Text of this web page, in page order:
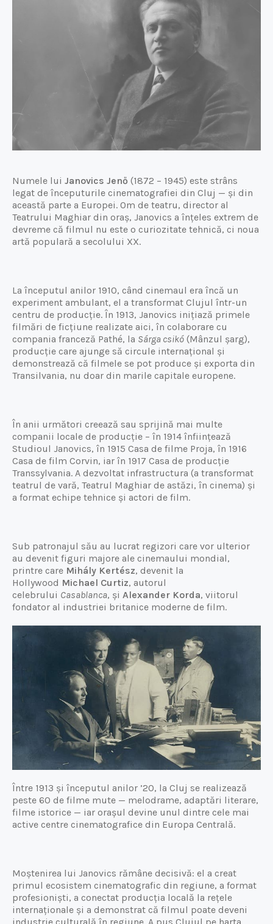
Numele lui Janovics Jenő (1872 – 1945) este strâns
legat de începuturile cinematografiei din Cluj — și din
această parte a Europei. Om de teatru, director al
Teatrului Maghiar din oraș, Janovics a înțeles extrem de
devreme că filmul nu este o curiozitate tehnică, ci noua
artă populară a secolului XX.
La începutul anilor 1910, când cinemaul era încă un
experiment ambulant, el a transformat Clujul într-un
centru de producție. În 1913, Janovics inițiază primele
filmări de ficțiune realizate aici, în colaborare cu
compania franceză Pathé, la Sárga csikó (Mânzul șarg),
producție care ajunge să circule internațional și
demonstrează că filmele se pot produce și exporta din
Transilvania, nu doar din marile capitale europene.
În anii următori creează sau sprijină mai multe
companii locale de producție – în 1914 înființează
Studioul Janovics, în 1915 Casa de filme Proja, în 1916
Casa de film Corvin, iar în 1917 Casa de producție
Transsylvania. A dezvoltat infrastructura (a transformat
teatrul de vară, Teatrul Maghiar de astăzi, în cinema) și
a format echipe tehnice și actori de film.
Sub patronajul său au lucrat regizori care vor ulterior
au devenit figuri majore ale cinemaului mondial,
printre care Mihály Kertész, devenit la
Hollywood Michael Curtiz, autorul
celebrului Casablanca, și Alexander Korda, viitorul
fondator al industriei britanice moderne de film.
Între 1913 și începutul anilor ’20, la Cluj se realizează
peste 60 de filme mute — melodrame, adaptări literare,
filme istorice — iar orașul devine unul dintre cele mai
active centre cinematografice din Europa Centrală.
Moștenirea lui Janovics rămâne decisivă: el a creat
primul ecosistem cinematografic din regiune, a format
profesioniști, a conectat producția locală la rețele
internaționale și a demonstrat că filmul poate deveni